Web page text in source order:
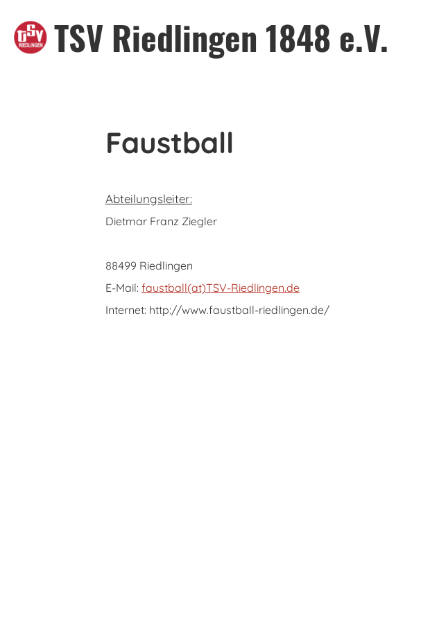
TSV Riedlingen 1848 e.V.
Faustball
Abteilungsleiter:
Dietmar Franz Ziegler
88499 Riedlingen
E-Mail: faustball(at)TSV-Riedlingen.de
Internet: http://www.faustball-riedlingen.de/